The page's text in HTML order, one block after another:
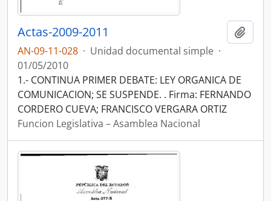
Actas-2009-2011
AN-09-11-028 · Unidad documental simple ·
01/05/2010
1.- CONTINUA PRIMER DEBATE: LEY ORGANICA DE
COMUNICACION; SE SUSPENDE. . Firma: FERNANDO
CORDERO CUEVA; FRANCISCO VERGARA ORTIZ
Funcion Legislativa – Asamblea Nacional